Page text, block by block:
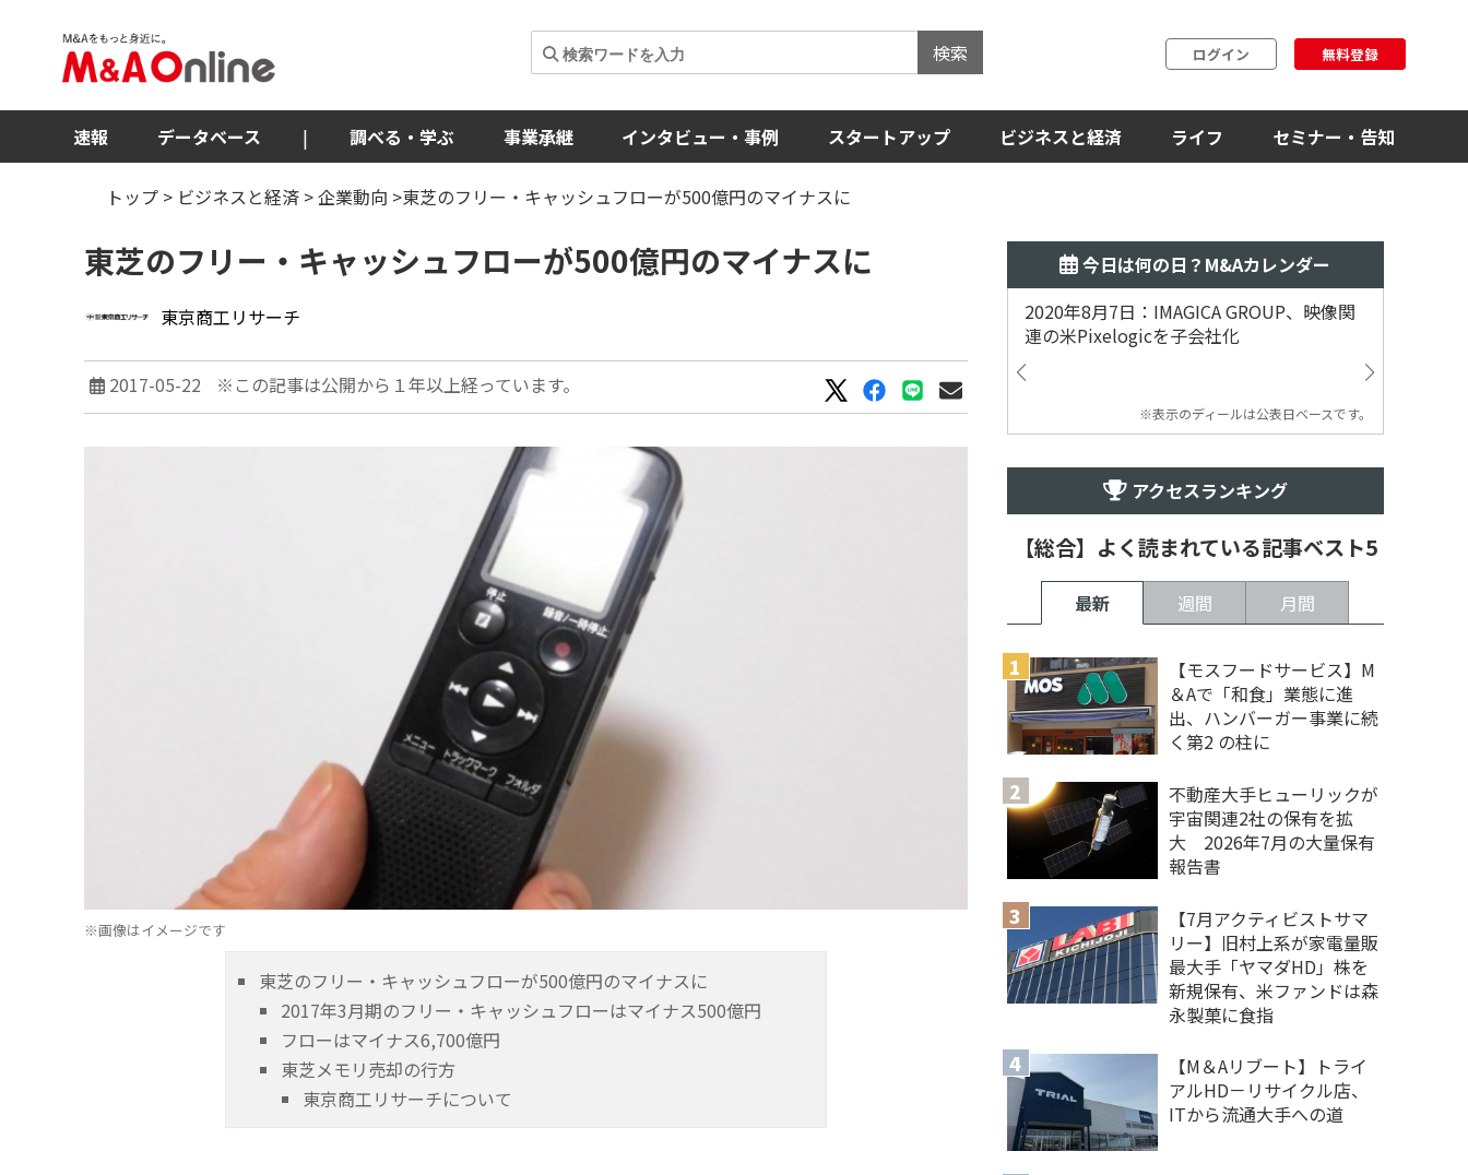
検索 ログイン 無料登録
速報 データベース | 調べる・学ぶ 事業承継 インタビュー・事例 スタートアップ ビジネスと経済 ライフ セミナー・告知
トップ > ビジネスと経済 >企業動向 >東芝のフリー・キャッシュフローが500億円のマイナスに
東芝のフリー・キャッシュフローが500億円のマイナスに
東京商工リサーチ
2017-05-22 ※この記事は公開から１年以上経っています。
※画像はイメージです
東芝のフリー・キャッシュフローが500億円のマイナスに
2017年3月期のフリー・キャッシュフローはマイナス500億円
フローはマイナス6,700億円
東芝メモリ売却の行方
東京商工リサーチについて
今日は何の日？M&Aカレンダー
2020年8月7日：IMAGICA GROUP、映像関
連の米Pixelogicを子会社化
※表示のディールは公表日ベースです。
アクセスランキング
【総合】よく読まれている記事ベスト5
最新 週間 月間
【モスフードサービス】M
＆Aで「和食」業態に進
出、ハンバーガー事業に続
く第2 の柱に
不動産大手ヒューリックが
宇宙関連2社の保有を拡
大 2026年7月の大量保有
報告書
【7月アクティビストサマ
リー】旧村上系が家電量販
最大手「ヤマダHD」株を
新規保有、米ファンドは森
永製菓に食指
【M＆Aリブート】トライ
アルHD－リサイクル店、
ITから流通大手への道